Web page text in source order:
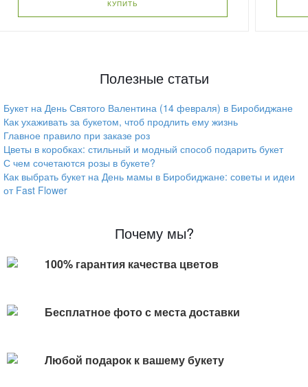
КУПИТЬ
Полезные статьи
Букет на День Святого Валентина (14 февраля) в Биробиджане
Как ухаживать за букетом, чтоб продлить ему жизнь
Главное правило при заказе роз
Цветы в коробках: стильный и модный способ подарить букет
С чем сочетаются розы в букете?
Как выбрать букет на День мамы в Биробиджане: советы и идеи
от Fast Flower
Почему мы?
100% гарантия качества цветов
Бесплатное фото с места доставки
Любой подарок к вашему букету